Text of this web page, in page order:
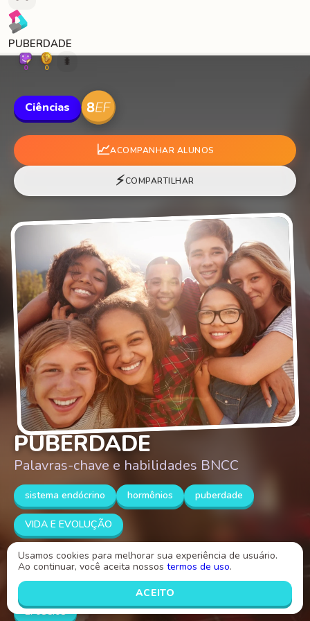
PUBERDADE
0 0 🐛
Ciências
📈ACOMPANHAR ALUNOS
⚡COMPARTILHAR
PUBERDADE
Palavras-chave e habilidades BNCC
sistema endócrino hormônios puberdade
VIDA E EVOLUÇÃO
CARACTERISTICAS SEXUAIS SECUNDÁRIA
CICLO MENSTRUAL DESENVOLVIMENTO HUMANO
EF08CI08
Usamos cookies para melhorar sua experiência de usuário.
Ao continuar, você aceita nossos termos de uso.
ACEITO